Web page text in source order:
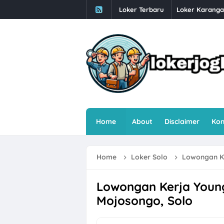
Loker Terbaru Loker
Loker Pabrik
Loker Digital
Loker
Loker
Loker Bulan
Home About Disclaimer
Home Loker Solo Lowongan
Lowongan Kerja
Mojosongo, Solo